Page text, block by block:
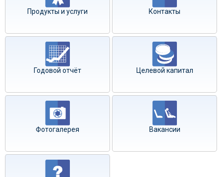
Продукты и услуги Контакты
Годовой отчёт Целевой капитал
Фотогалерея Вакансии